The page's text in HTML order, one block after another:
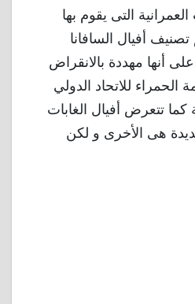
العمرانية التى يقوم بها
أفيال السافانا
على أنها مهددة بالانقراض
للاتحاد الدولي
تتعرض أفيال الغابات
هى الأخرى و لكن